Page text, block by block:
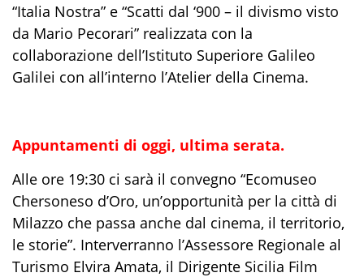
“Italia Nostra” e “Scatti dal ‘900 – il divismo visto
da Mario Pecorari” realizzata con la
collaborazione dell’Istituto Superiore Galileo
Galilei con all’interno l’Atelier della Cinema.
Appuntamenti di oggi, ultima serata.
Alle ore 19:30 ci sarà il convegno “Ecomuseo
Chersoneso d’Oro, un’opportunità per la città di
Milazzo che passa anche dal cinema, il territorio,
le storie”. Interverranno l’Assessore Regionale al
Turismo Elvira Amata, il Dirigente Sicilia Film